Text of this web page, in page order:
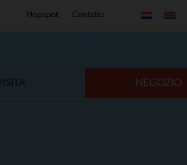
Hopspot Contatto
NEGOZIO